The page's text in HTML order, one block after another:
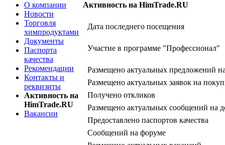
О компании
Новости
Торговля
химпродуктами
Документы
Паспорта
качества
Рекомендации
Контакты и
реквизиты
Активность на
HimTrade.RU
Вакансии
Активность на HimTrade.RU
Дата последнего посещения
Участие в программе "Профессионал"
Размещено актуальных предложений
Размещено актуальных заявок на
Получено откликов
Размещено актуальных сообщений на
Предоставлено паспортов качества
Сообщений на форуме